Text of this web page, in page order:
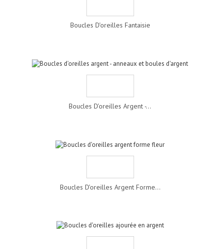
Boucles D'oreilles Fantaisie
Boucles D'oreilles Argent -...
Boucles D'oreilles Argent Forme...